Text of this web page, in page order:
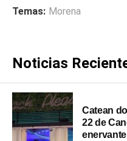
Temas: Morena
Noticias
Catean
22 de